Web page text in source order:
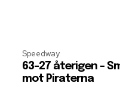
Speedway
63-27 återigen –
mot Piraterna